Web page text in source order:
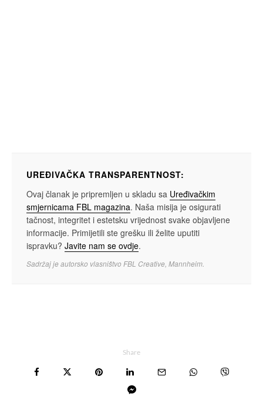
UREĐIVAČKA TRANSPARENTNOST:
Ovaj članak je pripremljen u skladu sa Uređivačkim
smjernicama FBL magazina. Naša misija je osigurati
tačnost, integritet i estetsku vrijednost svake objavljene
informacije. Primijetili ste grešku ili želite uputiti
ispravku? Javite nam se ovdje.
Sadržaj je autorsko vlasništvo FBL Creative, Mannheim.
Share